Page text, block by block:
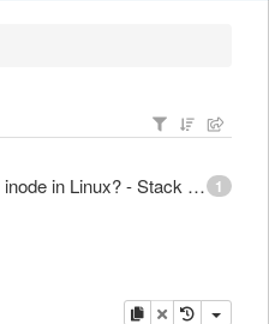
1
epoll - What is an anonymous inode in Linux? - Stack Overflow
копировать
удалить